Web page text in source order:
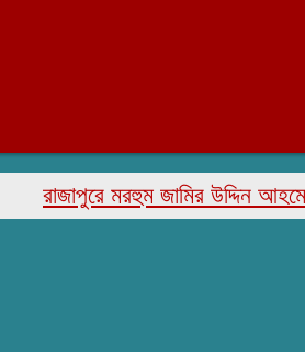
রাজাপুরে মরহুম জামির উদ্দিন আহমেদ’র